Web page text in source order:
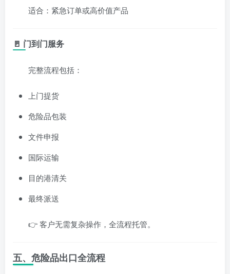
适合：紧急订单或高价值产品
🚪 门到门服务
完整流程包括：
上门提货
危险品包装
文件申报
国际运输
目的港清关
最终派送
👉 客户无需复杂操作，全流程托管。
五、危险品出口全流程